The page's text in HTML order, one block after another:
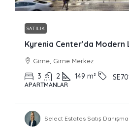
SATILIK
Kyrenia Center’da Modern
Girne, Girne Merkez
3 2 149 m²
APARTMANLAR
Select Estates Satış